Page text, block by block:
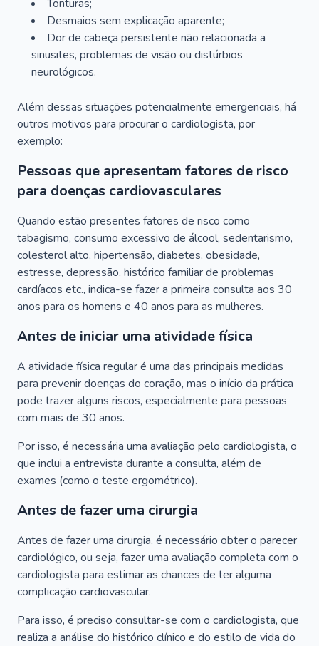
Tonturas;
Desmaios sem explicação aparente;
Dor de cabeça persistente não relacionada a
sinusites, problemas de visão ou distúrbios
neurológicos.
Além dessas situações potencialmente emergenciais, há
outros motivos para procurar o cardiologista, por
exemplo:
Pessoas que apresentam fatores de risco
para doenças cardiovasculares
Quando estão presentes fatores de risco como
tabagismo, consumo excessivo de álcool, sedentarismo,
colesterol alto, hipertensão, diabetes, obesidade,
estresse, depressão, histórico familiar de problemas
cardíacos etc., indica-se fazer a primeira consulta aos 30
anos para os homens e 40 anos para as mulheres.
Antes de iniciar uma atividade física
A atividade física regular é uma das principais medidas
para prevenir doenças do coração, mas o início da prática
pode trazer alguns riscos, especialmente para pessoas
com mais de 30 anos.
Por isso, é necessária uma avaliação pelo cardiologista, o
que inclui a entrevista durante a consulta, além de
exames (como o teste ergométrico).
Antes de fazer uma cirurgia
Antes de fazer uma cirurgia, é necessário obter o parecer
cardiológico, ou seja, fazer uma avaliação completa com o
cardiologista para estimar as chances de ter alguma
complicação cardiovascular.
Para isso, é preciso consultar-se com o cardiologista, que
realiza a análise do histórico clínico e do estilo de vida do